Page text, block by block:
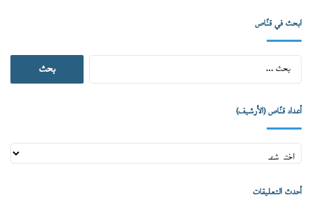
ابحث في قنّاص
البحث
عن:
أعداد قنّاص (الأرشيف)
أعداد
قنّاص
أحدث التعليقات